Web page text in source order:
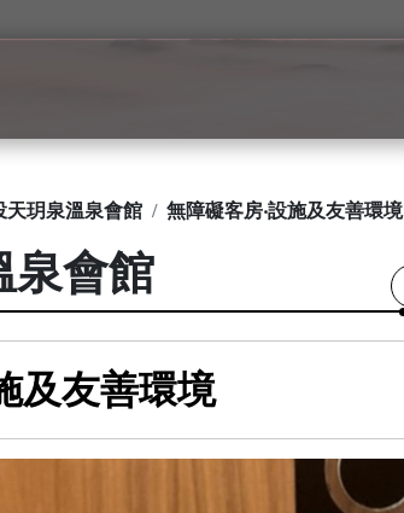
天玥泉溫泉會館 無障礙客房‧設施及友善環境
泉會館
及友善環境